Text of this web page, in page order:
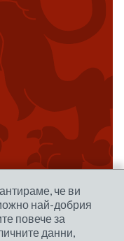
че ви
най-добрия
повече за
данни,